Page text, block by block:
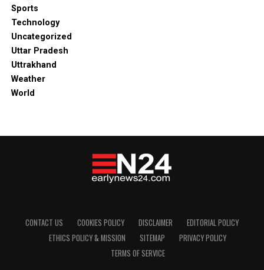
Sports
Technology
Uncategorized
Uttar Pradesh
Uttrakhand
Weather
World
CONTACT US COOKIES POLICY DISCLAIMER
EDITORIAL POLICY
ETHICS POLICY & MISSION
SITEMAP
PRIVACY POLICY
TERMS OF SERVICE